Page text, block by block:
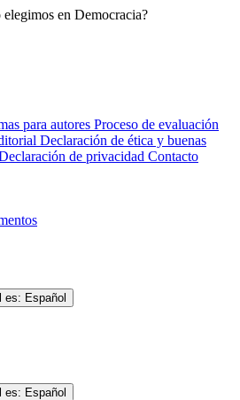
elegimos en Democracia?
para autores Proceso de evaluación
Declaración de ética y buenas
de privacidad Contacto
es: Español
es: Español